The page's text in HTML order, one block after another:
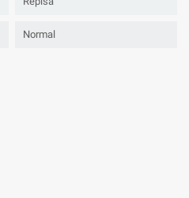
Normal